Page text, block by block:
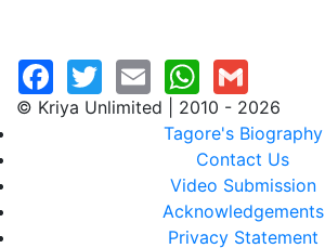
© Kriya Unlimited | 2010 - 2026
Tagore's Biography
Contact Us
Video Submission
Acknowledgements
Privacy Statement